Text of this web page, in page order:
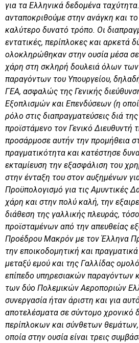
για τα Ελληνικά δεδομένα
ανταποκριθούμε στην ανάγκη και
καλύτερο δυνατό τρόπο. Οι
εντατικές, περίπλοκες και αρκετά
ολοκληρώθηκαν στην ουσία μέσα σε
χάρη στη σκληρή δουλειά όλων
παραγόντων του Υπουργείου,
ΓΕΑ, ασφαλώς της Γενικής
Εξοπλισμών και Επενδύσεων (η
ρόλο στις διαπραγματεύσεις διά
προϊστάμενο τον Γενικό Διευθυντή
προσάρμοσε αυτήν την προμήθεια
πραγματικότητα και κατέστησε
εκταμίευση την εξασφάλιση του
στην ένταξη του στον αυξημένων
Προϋπολογισμό για τις Αμυντικές
χάρη και στην πολύ καλή, την
διάθεση της γαλλικής πλευράς,
προϊσταμένων από την απευθείας
Προέδρου Μακρόν με τον Έλληνα
την εποικοδομητική και
μεταξύ εμού και της Γαλλίδας
επίπεδο υπηρεσιακών παραγόντων
των δύο Πολεμικών Αεροποριών
συνεργασία ήταν άριστη και για
αποτελέσματα σε σύντομο χρονικό
περίπλοκων και σύνθετων θεμάτων,
οποία στην ουσία είναι τρεις